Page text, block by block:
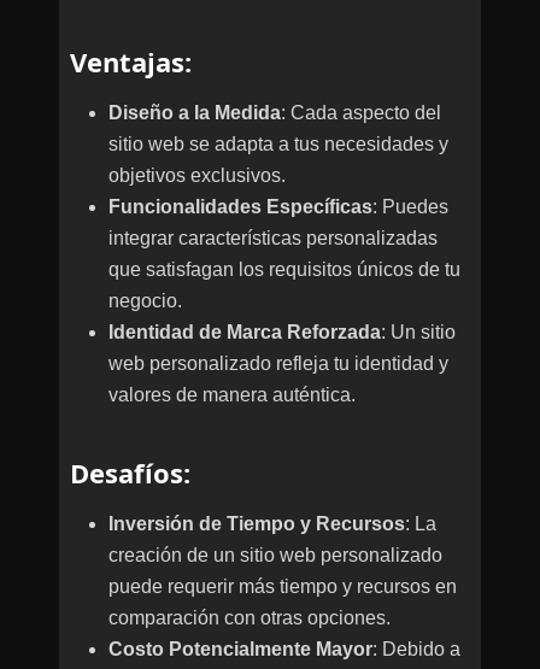
Ventajas:
Diseño a la Medida: Cada aspecto del
sitio web se adapta a tus necesidades y
objetivos exclusivos.
Funcionalidades Específicas: Puedes
integrar características personalizadas
que satisfagan los requisitos únicos de tu
negocio.
Identidad de Marca Reforzada: Un sitio
web personalizado refleja tu identidad y
valores de manera auténtica.
Desafíos:
Inversión de Tiempo y Recursos: La
creación de un sitio web personalizado
puede requerir más tiempo y recursos en
comparación con otras opciones.
Costo Potencialmente Mayor: Debido a